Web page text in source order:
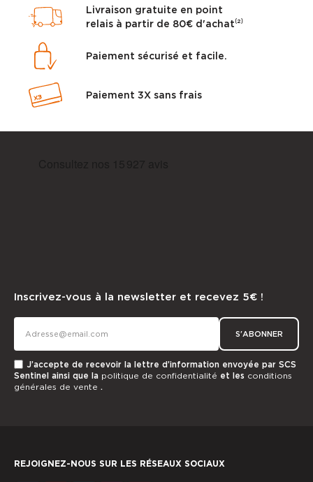
Livraison gratuite en point
relais à partir de 80€ d'achat⁽²⁾
Paiement sécurisé et facile.
Paiement 3X sans frais
Inscrivez-vous à la newsletter et recevez 5€ !
S'ABONNER
J’accepte de recevoir la lettre d’information envoyée par SCS
Sentinel ainsi que la politique de confidentialité et les conditions
générales de vente .
REJOIGNEZ-NOUS SUR LES RÉSEAUX SOCIAUX